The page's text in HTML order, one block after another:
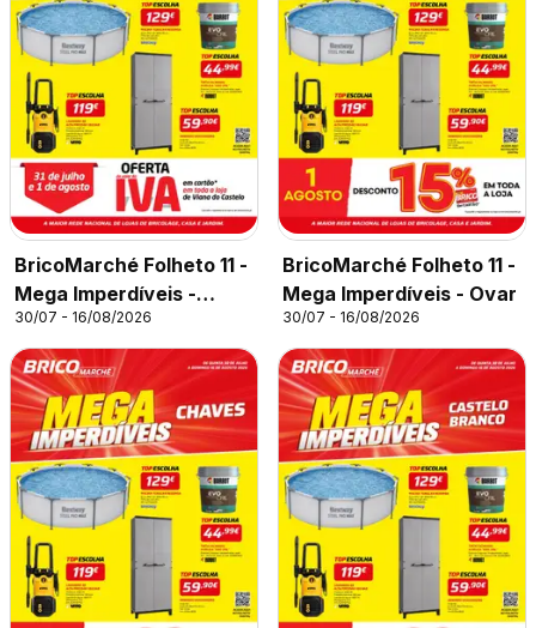
BricoMarché Folheto 11 -
Mega Imperdíveis -
Viana do Castelo
30/07 - 16/08/2026
BricoMarché Folheto 11 -
Mega Imperdíveis - Ovar
30/07 - 16/08/2026